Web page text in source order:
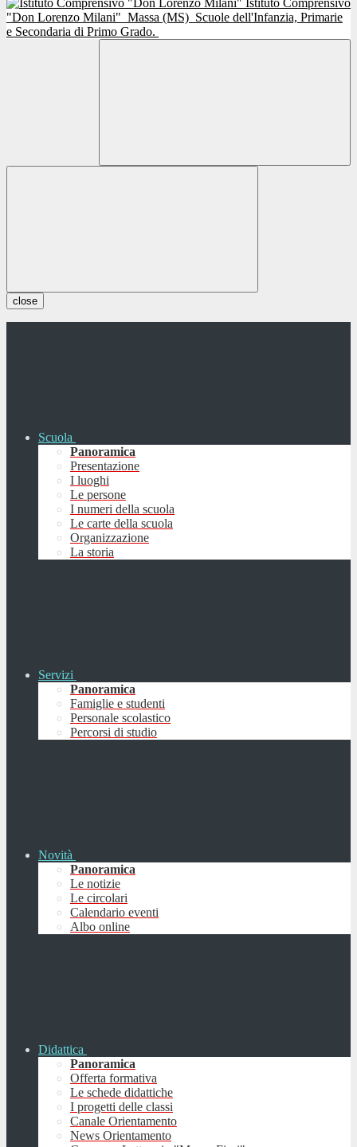
Istituto Comprensivo
"Don Lorenzo Milani" Massa (MS) Scuole dell'Infanzia, Primarie
e Secondaria di Primo Grado.
close
Scuola
Panoramica
Presentazione
I luoghi
Le persone
I numeri della scuola
Le carte della scuola
Organizzazione
La storia
Servizi
Panoramica
Famiglie e studenti
Personale scolastico
Percorsi di studio
Novità
Panoramica
Le notizie
Le circolari
Calendario eventi
Albo online
Didattica
Panoramica
Offerta formativa
Le schede didattiche
I progetti delle classi
Canale Orientamento
News Orientamento